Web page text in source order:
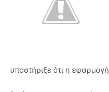
υποστήριξε ότι η